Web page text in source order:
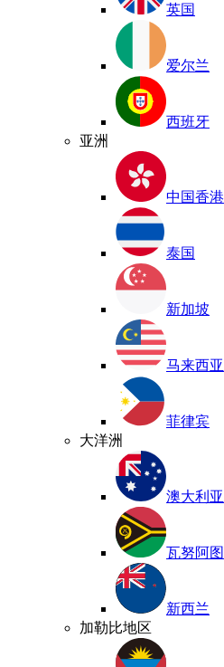
英国
爱尔兰
西班牙
亚洲
中国香港
泰国
新加坡
马来西亚
菲律宾
大洋洲
澳大利亚
瓦努阿图
新西兰
加勒比地区